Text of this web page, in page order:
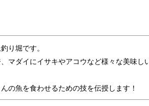
り堀です。
ダイにイサキやアコウなど様々な美味
の魚を食わせるための技を伝授します！